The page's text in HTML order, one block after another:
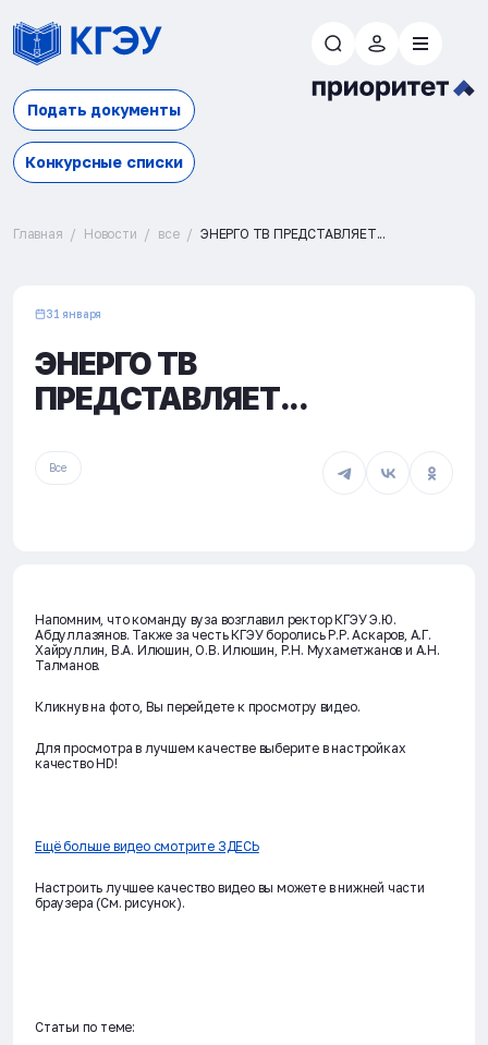
Подать документы
Конкурсные списки
Главная Новости все ЭНЕРГО ТВ ПРЕДСТАВЛЯЕТ...
31 января
ЭНЕРГО ТВ
ПРЕДСТАВЛЯЕТ...
Все
Напомним, что команду вуза возглавил ректор КГЭУ Э.Ю.
Абдуллазянов. Также за честь КГЭУ боролись Р.Р. Аскаров, А.Г.
Хайруллин, В.А. Илюшин, О.В. Илюшин, Р.Н. Мухаметжанов и А.Н.
Талманов.
Кликнув на фото, Вы перейдете к просмотру видео.
Для просмотра в лучшем качестве выберите в настройках
качество HD!
Ещё больше видео смотрите ЗДЕСЬ
Настроить лучшее качество видео вы можете в нижней части
браузера (См. рисунок).
Статьи по теме: